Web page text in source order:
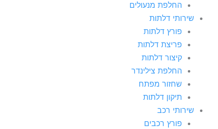
החלפת מנעולים
שירותי דלתות
פורץ דלתות
פריצת דלתות
קיצור דלתות
החלפת צילינדר
שחזור מפתח
תיקון דלתות
שירותי רכב
פורץ רכבים